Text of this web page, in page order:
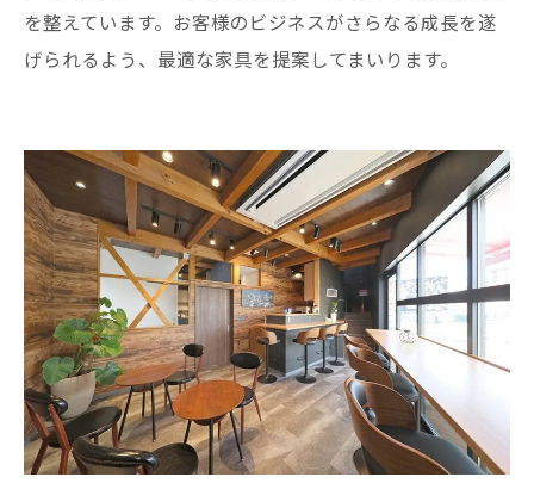
を整えています。お客様のビジネスがさらなる成長を遂
げられるよう、最適な家具を提案してまいります。